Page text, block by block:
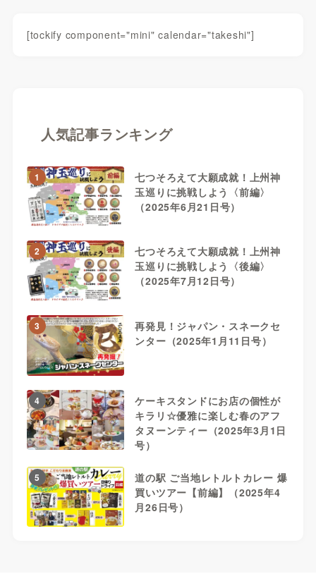
[tockify component="mini" calendar="takeshi"]
人気記事ランキング
1
七つそろえて大願成就！上州神
玉巡りに挑戦しよう〈前編〉
（2025年6月21日号）
2
七つそろえて大願成就！上州神
玉巡りに挑戦しよう〈後編〉
（2025年7月12日号）
3
再発見！ジャパン・スネークセ
ンター（2025年1月11日号）
4
ケーキスタンドにお店の個性が
キラリ☆優雅に楽しむ春のアフ
タヌーンティー（2025年3月1日
号）
5
道の駅 ご当地レトルトカレー 爆
買いツアー【前編】（2025年4
月26日号）